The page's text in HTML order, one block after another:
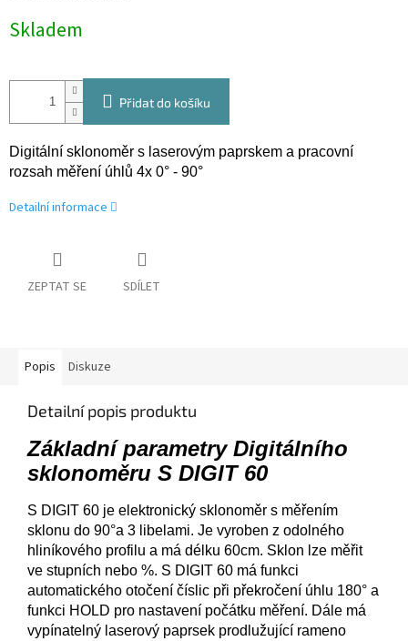
cena:
Skladem
Přidat do košíku
Digitální sklonoměr s laserovým paprskem a pracovní
rozsah měření úhlů 4x 0° - 90°
Detailní informace
ZEPTAT SE SDÍLET
Popis Diskuze
Detailní popis produktu
Základní parametry Digitálního
sklonoměru S DIGIT 60
S DIGIT 60 je elektronický sklonoměr s měřením
sklonu do 90°a 3 libelami. Je vyroben z odolného
hliníkového profilu a má délku 60cm. Sklon lze měřit
ve stupních nebo %. S DIGIT 60 má funkci
automatického otočení číslic při překročení úhlu 180° a
funkci HOLD pro nastavení počátku měření. Dále má
vypínatelný laserový paprsek prodlužující rameno